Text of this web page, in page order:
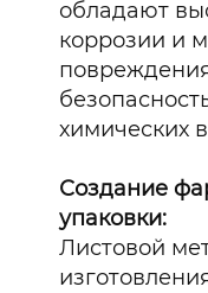
обладают
коррозии и
химических
Создание
упаковки:
Листовой